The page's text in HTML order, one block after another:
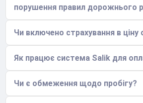
порушення правил дорожнього
Чи включено страхування в ціну
Як працює система Salik для
Чи є обмеження щодо пробігу?